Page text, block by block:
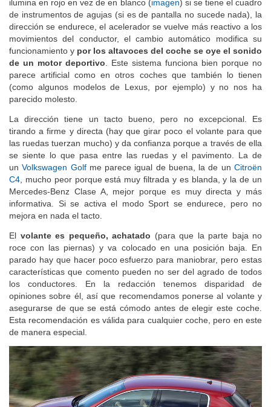
ilumina en rojo en vez de en blanco (imagen) si se tiene el cuadro
de instrumentos de agujas (si es de pantalla no sucede nada), la
dirección se endurece, el acelerador se vuelve más reactivo a los
movimientos del conductor, el cambio automático modifica su
funcionamiento y por los altavoces del coche se oye el sonido
de un motor deportivo . Este sistema funciona bien porque no
parece artificial como en otros coches que también lo tienen
(como algunos modelos de Lexus, por ejemplo) y no nos ha
parecido molesto.
La dirección tiene un tacto bueno, pero no excepcional. Es
tirando a firme y directa (hay que girar poco el volante para que
las ruedas tuerzan mucho) y da confianza porque a través de ella
se siente lo que pasa entre las ruedas y el pavimento. La de
unVolkswagen Golfme parece igual de buena, la de unCitroën
C4 , mucho peor porque está muy filtrada y es blanda, y la de un
Mercedes-Benz Clase A, mejor porque es muy directa y más
informativa. Si se activa el modo Sport se endurece, pero no
mejora en nada el tacto.
El volante es pequeño, achatado (para que la parte baja no
roce con las piernas) y va colocado en una posición baja. En
parado hay que hacer poco esfuerzo para maniobrar, pero estas
características que comento pueden no ser del agrado de todos
los conductores. En la redacción tenemos disparidad de
opiniones sobre él, así que recomendamos ponerse al volante y
asegurarse de que se está cómodo antes de elegir este coche.
Esta recomendación es válida para cualquier coche, pero en este
de manera especial.